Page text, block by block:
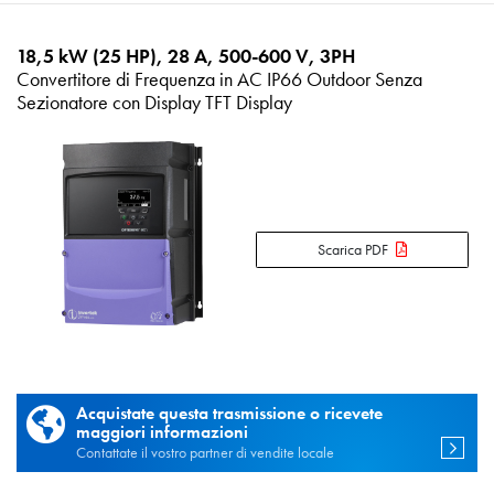
18,5 kW (25 HP), 28 A, 500-600 V, 3PH
Convertitore di Frequenza in AC IP66 Outdoor Senza
Sezionatore con Display TFT Display
Scarica PDF
Acquistate questa trasmissione o ricevete
maggiori informazioni
Contattate il vostro partner di vendite locale